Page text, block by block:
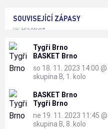
SOUVISEJÍCÍ ZÁPASY
Tygři Brno
BASKET Brno
so 18. 11. 2023 14:00 @
skupina B, 1. kolo
BASKET Brno
Tygři Brno
ne 19. 11. 2023 11:45 @
skupina B, 8. kolo